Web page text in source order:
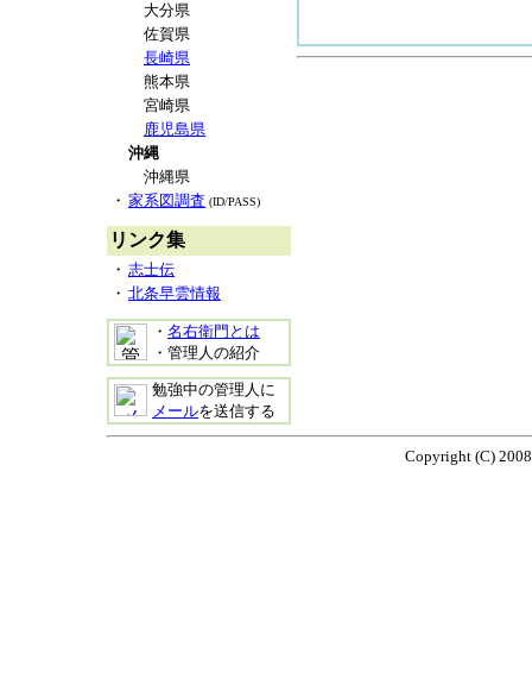
大分県
佐賀県
長崎県
熊本県
宮崎県
鹿児島県
沖縄
沖縄県
・ 家系図調査 (ID/PASS)
リンク集
・ 志士伝
・ 北条早雲情報
・ 名右衛門とは
・管理人の紹介
勉強中の管理人に
メールを送信する
Copyright (C)